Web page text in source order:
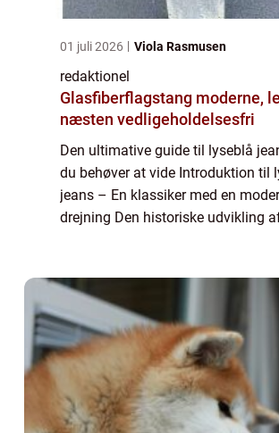
01 juli 2026 Viola Rasmusen
redaktionel
Glasfiberflagstang moderne, let og
næsten vedligeholdelsesfri
Den ultimative guide til lyseblå
du behøver at vide Introduktion til
jeans – En klassiker med en
drejning Den historiske udvikling